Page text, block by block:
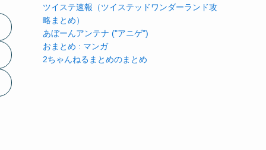
ツイステ速報（ツイステッドワンダーランド攻
略まとめ）
あぼーんアンテナ ("アニゲ")
おまとめ : マンガ
2ちゃんねるまとめのまとめ